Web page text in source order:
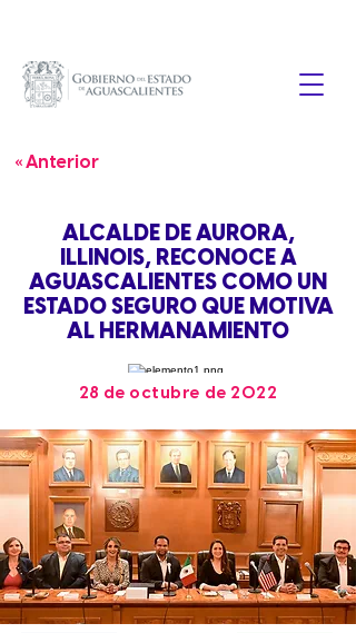
« Anterior
ALCALDE DE AURORA,
ILLINOIS, RECONOCE A
AGUASCALIENTES COMO UN
ESTADO SEGURO QUE MOTIVA
AL HERMANAMIENTO
28 de octubre de 2022